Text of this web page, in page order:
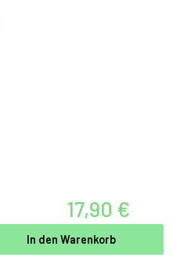
17,90 €
In den Warenkorb